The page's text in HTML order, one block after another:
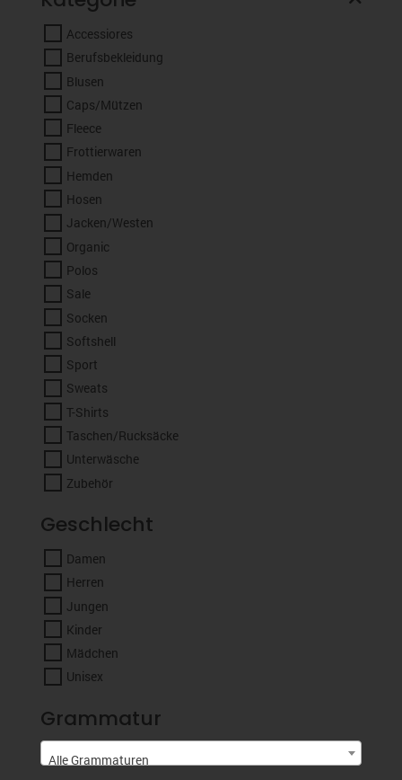
Accessiores
Berufsbekleidung
Blusen
Caps/Mützen
Fleece
Frottierwaren
Hemden
Hosen
Jacken/Westen
Organic
Polos
Sale
Socken
Softshell
Sport
Sweats
T-Shirts
Taschen/Rucksäcke
Unterwäsche
Zubehör
Geschlecht
Damen
Herren
Jungen
Kinder
Mädchen
Unisex
Grammatur
Alle Grammaturen